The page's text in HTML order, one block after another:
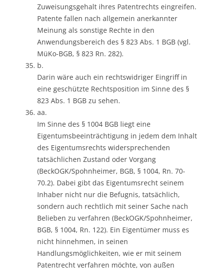
Zuweisungsgehalt ihres Patentrechts eingreifen.
Patente fallen nach allgemein anerkannter
Meinung als sonstige Rechte in den
Anwendungsbereich des § 823 Abs. 1 BGB (vgl.
MüKo-BGB, § 823 Rn. 282).
b.
Darin wäre auch ein rechtswidriger Eingriff in
eine geschützte Rechtsposition im Sinne des §
823 Abs. 1 BGB zu sehen.
aa.
Im Sinne des § 1004 BGB liegt eine
Eigentumsbeeinträchtigung in jedem dem Inhalt
des Eigentumsrechts widersprechenden
tatsächlichen Zustand oder Vorgang
(BeckOGK/Spohnheimer, BGB, § 1004, Rn. 70-
70.2). Dabei gibt das Eigentumsrecht seinem
Inhaber nicht nur die Befugnis, tatsächlich,
sondern auch rechtlich mit seiner Sache nach
Belieben zu verfahren (BeckOGK/Spohnheimer,
BGB, § 1004, Rn. 122). Ein Eigentümer muss es
nicht hinnehmen, in seinen
Handlungsmöglichkeiten, wie er mit seinem
Patentrecht verfahren möchte, von außen